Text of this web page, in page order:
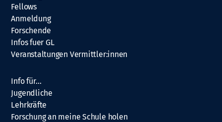
Fellows
Anmeldung
Forschende
Infos fuer GL
Veranstaltungen Vermittler:innen
Info für…
Jugendliche
Lehrkräfte
Forschung an meine Schule holen